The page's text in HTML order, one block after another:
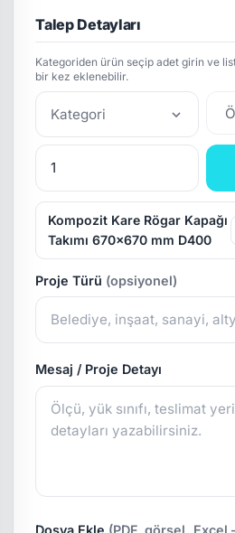
Talep Detayları
Kategoriden ürün seçip adet girin ve
bir kez eklenebilir.
Kategori
Kompozit Kare Rögar Kapağı
Takımı 670x670 mm D400
Proje Türü (opsiyonel)
Mesaj / Proje Detayı
Dosya Ekle (PDF, görsel,